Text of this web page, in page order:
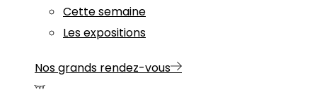
Cette semaine
Les expositions
Nos grands rendez-vous